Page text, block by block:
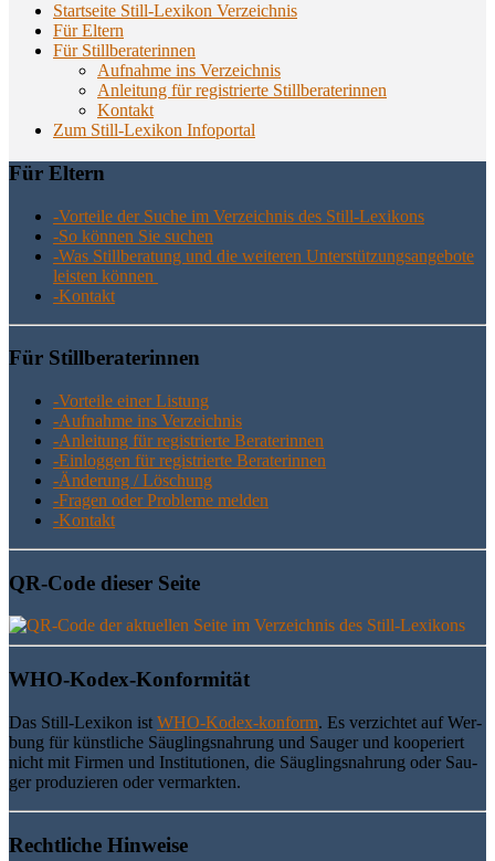
Startseite Still-Lexikon Verzeichnis
Für Eltern
Für Stillberaterinnen
Aufnahme ins Verzeichnis
Anlei­tung für regis­trier­te Stillberaterinnen
Kon­takt
Zum Still-Lexikon Infoportal
Für Eltern
-Vor­tei­le der Suche im Ver­zeich­nis des Still-Lexikons
-So kön­nen Sie suchen
-Was Still­be­ra­tung und die wei­te­ren Unter­stüt­zungs­an­ge­bo­te
leis­ten können
-Kon­takt
Für Still­be­ra­te­rin­nen
-Vor­tei­le einer Listung
-Auf­nah­me ins Verzeichnis
-Anlei­tung für regis­trier­te Beraterinnen
-Ein­log­gen für regis­trier­te Beraterinnen
-Ände­rung / Löschung
-Fra­gen oder Pro­ble­me melden
-Kon­takt
QR-Code die­ser Seite
WHO-Kodex-Kon­for­mi­tät
Das Still-Lexi­kon ist WHO-Kodex-kon­form. Es ver­zich­tet auf Wer­
bung für künst­li­che Säug­lings­nah­rung und Sau­ger und koope­riert
nicht mit Fir­men und Insti­tu­tio­nen, die Säug­lings­nah­rung oder Sau­
ger pro­du­zie­ren oder vermarkten.
Recht­li­che Hinweise